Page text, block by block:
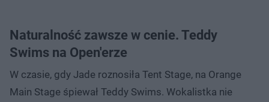
Naturalność zawsze w cenie. Teddy
Swims na Open'erze
W czasie, gdy Jade roznosiła Tent Stage, na Orange
Main Stage śpiewał Teddy Swims. Wokalistka nie